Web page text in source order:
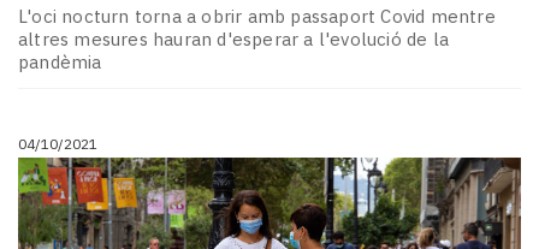
L'oci nocturn torna a obrir amb passaport Covid mentre
altres mesures hauran d'esperar a l'evolució de la
pandèmia
04/10/2021